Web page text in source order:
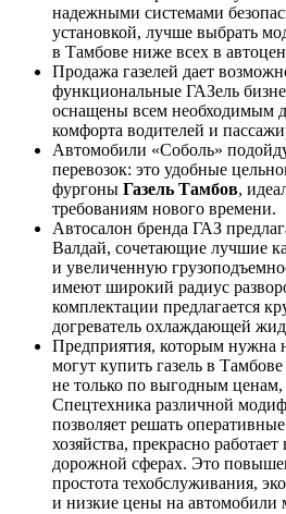
надежными системами
установкой, лучше выбрать
в Тамбове ниже всех в
Продажа газелей дает
функциональные ГАЗель
оснащены всем необходимым
комфорта водителей и
Автомобили «Соболь»
перевозок: это удобные
фургоны Газель Тамбов,
требованиям нового времени.
Автосалон бренда ГАЗ
Валдай, сочетающие лучшие
и увеличенную
имеют широкий радиус
комплектации предлагается
догреватель охлаждающей
Предприятия, которым нужна
могут купить газель в
не только по выгодным ценам,
Спецтехника различной
позволяет решать
хозяйства, прекрасно
дорожной сферах. Это
простота техобслуживания,
и низкие цены на автомобили